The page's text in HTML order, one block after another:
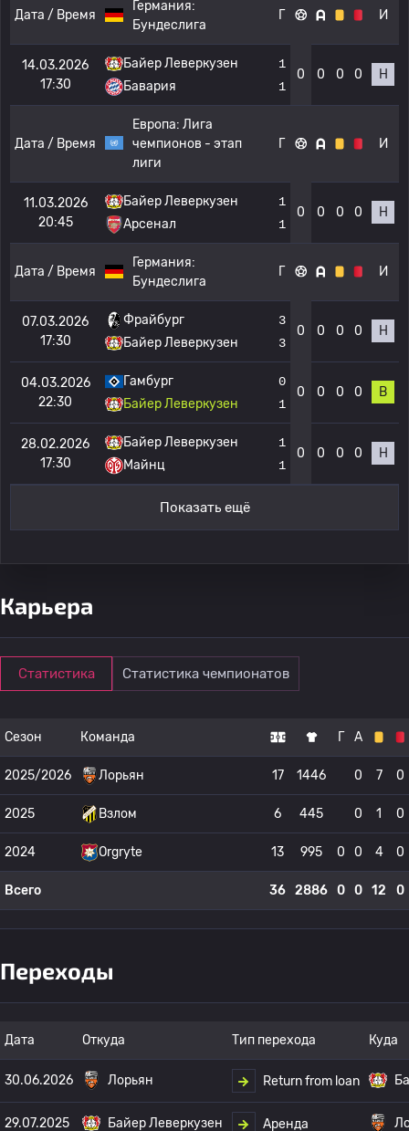
Дата / Время
Германия:
Бундеслига
Г И
14.03.2026
17:30
Байер Леверкузен
Бавария
1
1
0 0 0 0 Н
Дата / Время
Европа: Лига
чемпионов - этап
лиги
Г И
11.03.2026
20:45
Байер Леверкузен
Арсенал
1
1
0 0 0 0 Н
Дата / Время
Германия:
Бундеслига
Г И
07.03.2026
17:30
Фрайбург
Байер Леверкузен
3
3
0 0 0 0 Н
04.03.2026
22:30
Гамбург
Байер Леверкузен
0
1
0 0 0 0 В
28.02.2026
17:30
Байер Леверкузен
Майнц
1
1
0 0 0 0 Н
Показать ещё
Карьера
Статистика Статистика чемпионатов
Сезон Команда Г А
2025/2026 Лорьян 17 1446 0 7 0
2025 Взлом 6 445 0 1 0
2024 Orgryte 13 995 0 0 4 0
Всего 36 2886 0 0 12 0
Переходы
Дата Откуда Тип перехода Куда
30.06.2026 Лорьян Return from loan
29.07.2025 Байер Леверкузен Аренда